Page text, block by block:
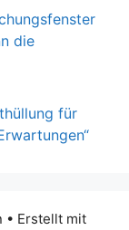
die
für
• Erstellt mit